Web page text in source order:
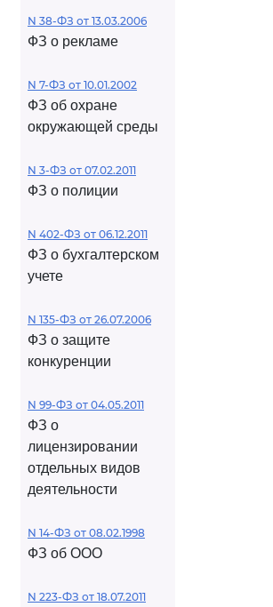
N 38-ФЗ от 13.03.2006
ФЗ о рекламе
N 7-ФЗ от 10.01.2002
ФЗ об охране
окружающей среды
N 3-ФЗ от 07.02.2011
ФЗ о полиции
N 402-ФЗ от 06.12.2011
ФЗ о бухгалтерском
учете
N 135-ФЗ от 26.07.2006
ФЗ о защите
конкуренции
N 99-ФЗ от 04.05.2011
ФЗ о
лицензировании
отдельных видов
деятельности
N 14-ФЗ от 08.02.1998
ФЗ об ООО
N 223-ФЗ от 18.07.2011